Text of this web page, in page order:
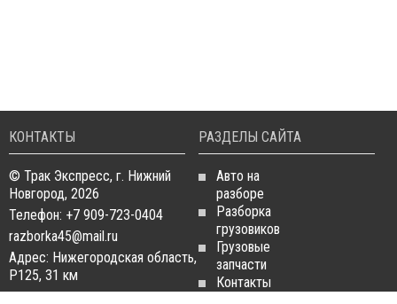
КОНТАКТЫ
© Трак Экспресс, г. Нижний
Новгород, 2026
Телефон: +7 909-723-0404
razborka45@mail.ru
Адрес: Нижегородская область,
Р125, 31 км
РАЗДЕЛЫ САЙТА
Авто на
разборе
Разборка
грузовиков
Грузовые
запчасти
Контакты